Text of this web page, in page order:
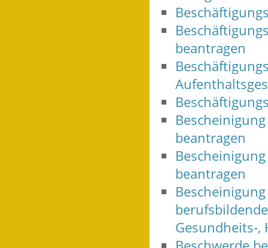
beantragen
beantragen
beantragen
Gesundheits-,